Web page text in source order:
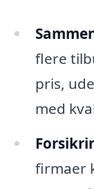
flere
pris,
med
firmaer